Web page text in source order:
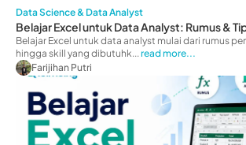
Data Science & Data Analyst
Belajar Excel untuk Data Analyst: Rumus &
Belajar Excel untuk data analyst mulai dari rumus
hingga skill yang dibutuhk... read more...
Farijihan Putri